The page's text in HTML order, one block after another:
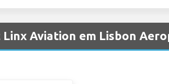
Aviation em Lisbon